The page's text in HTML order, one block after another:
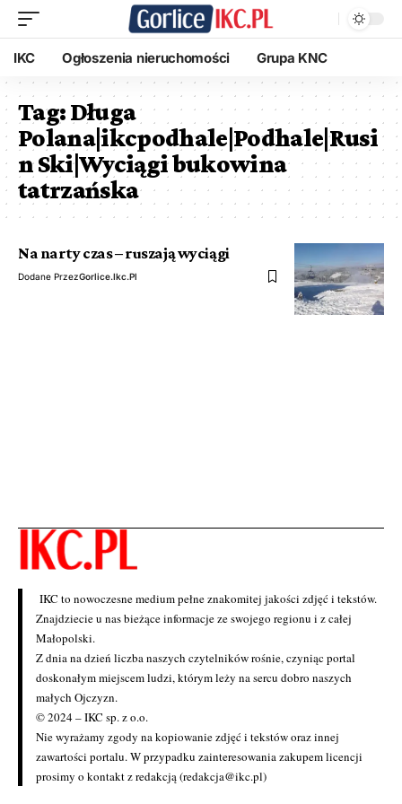
IKC Ogłoszenia nieruchomości Grupa KNC
Tag:Długa
Polana|ikcpodhale|Podhale|Rusi
n Ski|Wyciągi bukowina
tatrzańska
Na narty czas – ruszają wyciągi
Dodane PrzezGorlice.ikc.pl
IKC to nowoczesne medium pełne znakomitej jakości zdjęć i tekstów.
Znajdziecie u nas bieżące informacje ze swojego regionu i z całej
Małopolski.
Z dnia na dzień liczba naszych czytelników rośnie, czyniąc portal
doskonałym miejscem ludzi, którym leży na sercu dobro naszych
małych Ojczyzn.
© 2024 – IKC sp. z o.o.
Nie wyrażamy zgody na kopiowanie zdjęć i tekstów oraz innej
zawartości portalu. W przypadku zainteresowania zakupem licencji
prosimy o kontakt z redakcją (redakcja@ikc.pl)